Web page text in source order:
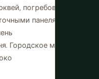
погребов
панелями
Городское меню